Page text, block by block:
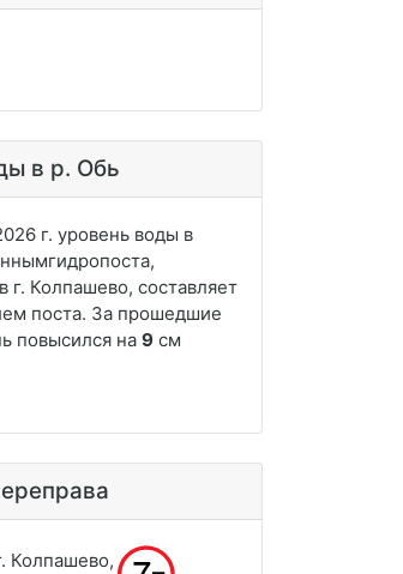
в р. Обь
Колпашево,